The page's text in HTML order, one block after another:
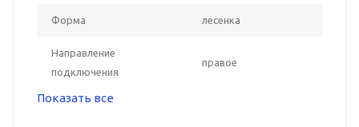
Форма лесенка
Направление
подключения
правое
Показать все